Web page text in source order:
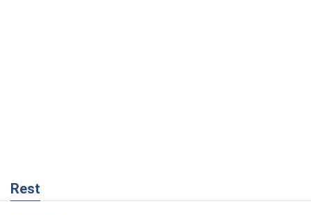
Rest